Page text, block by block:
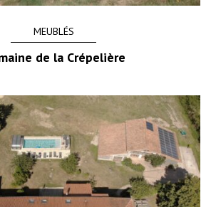
MEUBLÉS
de la Crépelière